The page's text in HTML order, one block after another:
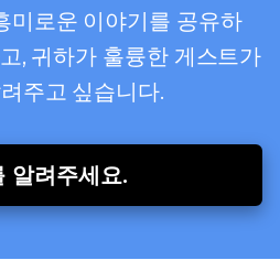
미로운 이야기를 공유하
, 귀하가 훌륭한 게스트가
주고 싶습니다.
알려주세요.